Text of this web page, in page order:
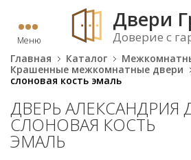
Меню
Двери
Доверие с
Главная Каталог
Крашенные межкомнатные двери
слоновая кость эмаль
ДВЕРЬ АЛЕКСАНДРИЯ
СЛОНОВАЯ КОСТЬ
ЭМАЛЬ